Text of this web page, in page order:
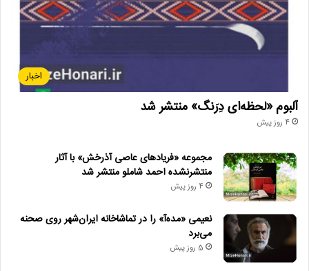
اخبار
آلبوم «لحظه‌ای دِرَنگ» منتشر شد
4 روز پیش
مجموعه «فریادهای عاصی آذرخش» با آثار
منتشرنشده احمد شاملو منتشر شد
4 روز پیش
نعیمی «مده‌آ» را در تماشاخانه ایران‌شهر روی صحنه
می‌برد
5 روز پیش